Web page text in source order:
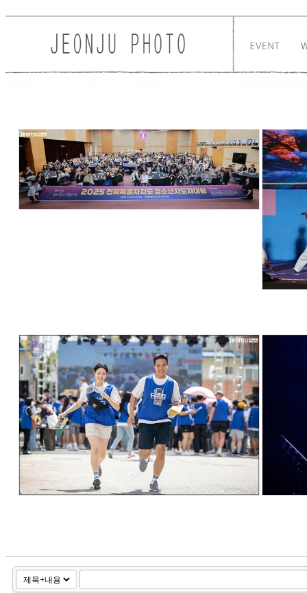
47 59
475
Sketchbook5, 스케치북5
Sketchbook5, 스케치북5